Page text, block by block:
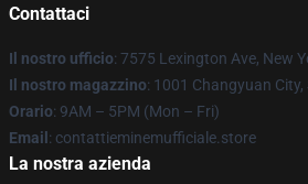
Contattaci
Il nostro ufficio: 7575 Lexington Ave, New
Il nostro magazzino: 1001 Changyuan
Orario: 9AM – 5PM (Mon – Fri)
Email : contattieminemufficiale.store
La nostra azienda